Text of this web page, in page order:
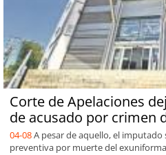
Corte de Apelaciones
de acusado por crimen
04-08A pesar de aquello, el
preventiva por muerte del